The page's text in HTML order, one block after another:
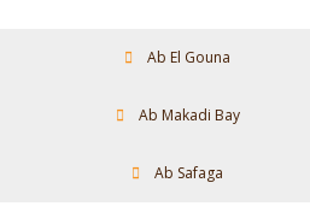
Ab El Gouna
Ab Makadi Bay
Ab Safaga